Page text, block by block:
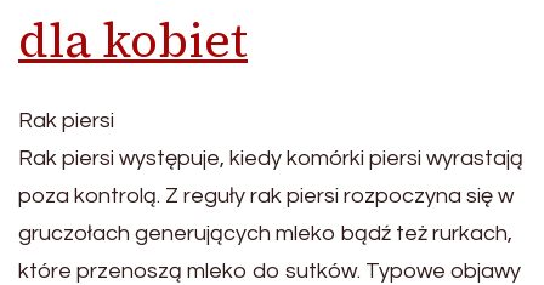
dla kobiet
Rak piersi
Rak piersi występuje, kiedy komórki piersi wyrastają
poza kontrolą. Z reguły rak piersi rozpoczyna się w
gruczołach generujących mleko bądź też rurkach,
które przenoszą mleko do sutków. Typowe objawy